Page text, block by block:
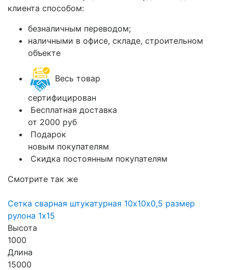
клиента способом:
безналичным переводом;
наличными в офисе, складе, строительном
объекте
Весь товар
сертифицирован
Бесплатная доставка
от 2000 руб
Подарок
новым покупателям
Скидка постоянным покупателям
Смотрите так же
Сетка сварная штукатурная 10х10х0,5 размер
рулона 1х15
Высота
1000
Длина
15000